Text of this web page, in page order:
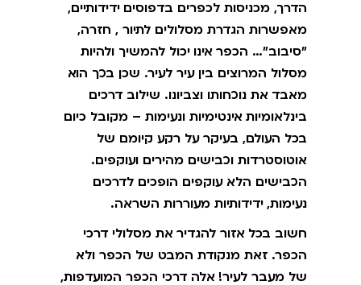
הדרך, מכניסות לכפרים בדפוסים ידידותיים,
מאפשרות הגדרת מסלולים לתיור , חזרה,
"סיבוב"… הכפר אינו יכול להמשיך ולהיות
מסלול המרוצים בין עיר לעיר. שכן בכך הוא
מאבד את נוכחותו וצביונו. שילוב דרכים
בינלאומיות אינטימיות ונעימות – מקובל כיום
בכל העולם, בעיקר על רקע קיומם של
אוטוסטרדות וכבישים מהירים ועוקפים.
הכבישים הלא עוקפים הופכים לדרכים
נעימות, ידידותיות מעוררות השראה.
חשוב בכל אזור להגדיר את מסלולי דרכי
הכפר. זאת מנקודת המבט של הכפר ולא
של מעבר לעיר! אלה דרכי הכפר המועדפות,